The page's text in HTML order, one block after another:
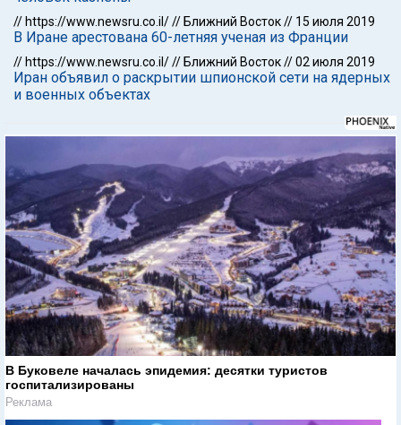
// https://www.newsru.co.il/// Ближний Восток// 15 июля 2019
В Иране арестована 60-летняя ученая из Франции
// https://www.newsru.co.il/// Ближний Восток//02 июля 2019
Иран объявил о раскрытии шпионской сети на ядерных
и военных объектах
В Буковеле началась эпидемия: десятки туристов
госпитализированы
Реклама